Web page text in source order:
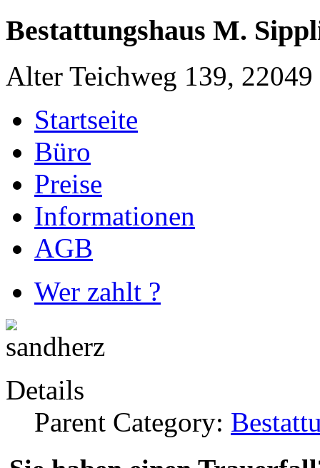
Bestattungshaus M.
Alter Teichweg 139,
Startseite
Büro
Preise
Informationen
AGB
Wer zahlt ?
Details
Parent Category: